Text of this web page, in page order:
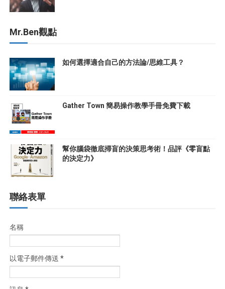
Mr.Ben觀點
如何選擇適合自己的方法論/思維工具？
Gather Town 簡易操作教學手冊免費下載
幫你腦袋徹底掃盲的決策思考術！品評《零盲點
的決定力》
聯絡表單
名稱
以電子郵件傳送 *